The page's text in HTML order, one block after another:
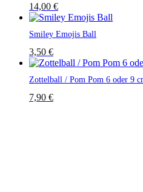
14,00 €
Smiley Emojis Ball
3,50 €
Zottelball / Pom Pom 6 oder 9
7,90 €